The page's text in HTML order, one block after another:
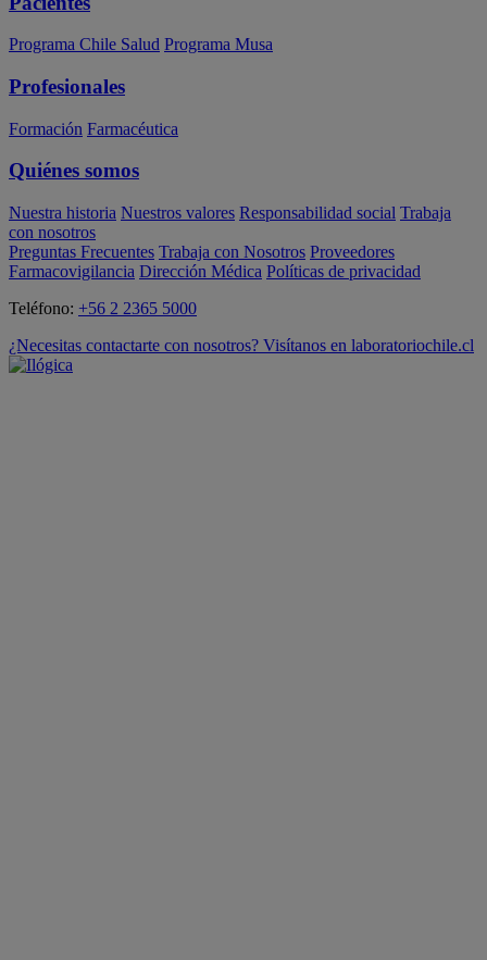
Programa Chile Salud Programa Musa
Profesionales
Formación Farmacéutica
Quiénes somos
Nuestra historia Nuestros valores Responsabilidad social Trabaja
con nosotros
Preguntas Frecuentes Trabaja con Nosotros Proveedores
Farmacovigilancia Dirección Médica Políticas de privacidad
Teléfono: +56 2 2365 5000
¿Necesitas contactarte con nosotros? Visítanos en laboratoriochile.cl